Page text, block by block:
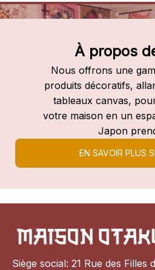
À propos
Nous offrons une
produits décoratifs,
tableaux canvas,
votre maison en un
Japon
EN SAVOIR PLUS
Siège social: 21 Rue des Filles